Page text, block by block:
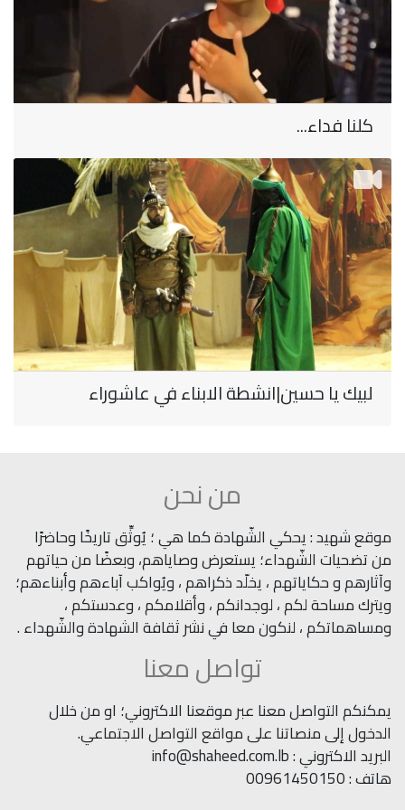
كلنا فداء...
لبيك يا حسين|انشطة الابناء في عاشوراء
من نحن
موقع شهيد : يحكي الشّهادة كما هي ؛ يُوثِّق تاريخًا وحاضرًا
من تضحيات الشّهداء؛ يستعرض وصاياهم، وبعضًا من حياتهم
وآثارهم و حكاياتهم ، يخلّد ذكراهم ، ويُواكب آباءهم وأبناءهم؛
ويترك مساحة لكم ، لوجدانكم ، وأقلامكم ، وعدستكم ،
ومساهماتكم ، لنكون معا في نشر ثقافة الشهادة والشّهداء .
تواصل معنا
يمكنكم التواصل معنا عبر موقعنا الاكتروني؛ او من خلال
الدخول إلى منصاتنا على مواقع التواصل الاجتماعي.
البريد الاكتروني : info@shaheed.com.lb
هاتف : 00961450150